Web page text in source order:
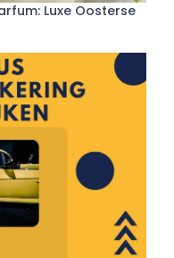
Luxe Oosterse